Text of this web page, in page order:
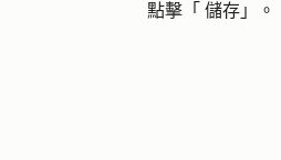
點擊「 儲存 」。